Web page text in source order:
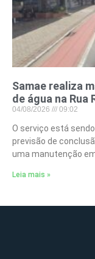
Samae realiza
de água na Rua
04/08/2026 09:02
O serviço está
previsão de
uma manutenção
Leia mais »